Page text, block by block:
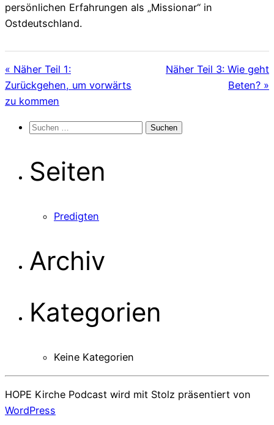
persönlichen Erfahrungen als „Missionar“ in
Ostdeutschland.
« Näher Teil 1:
Zurückgehen, um vorwärts
zu kommen
Näher Teil 3: Wie geht
Beten? »
Suchen
Seiten
Predigten
Archiv
Kategorien
Keine Kategorien
HOPE Kirche Podcast wird mit Stolz präsentiert von
WordPress